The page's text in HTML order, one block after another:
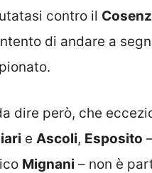
contro il
di andare a
dire però, che
e Ascoli, Esposito
Mignani – non è